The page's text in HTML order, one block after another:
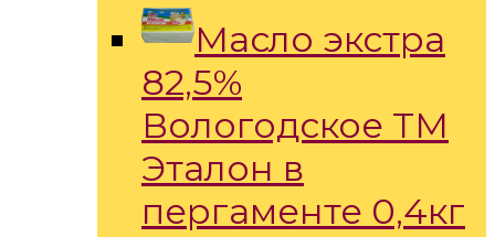
Масло экстра
82,5%
Вологодское ТМ
Эталон в
пергаменте 0,4кг